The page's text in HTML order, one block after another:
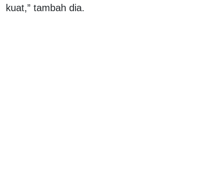
kuat,” tambah dia.